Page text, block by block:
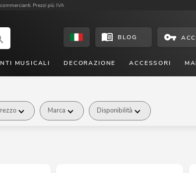
Prezzi più IVA
BLOG
MUSICALI DECORAZIONE ACCESSORI
Marca Disponibilità